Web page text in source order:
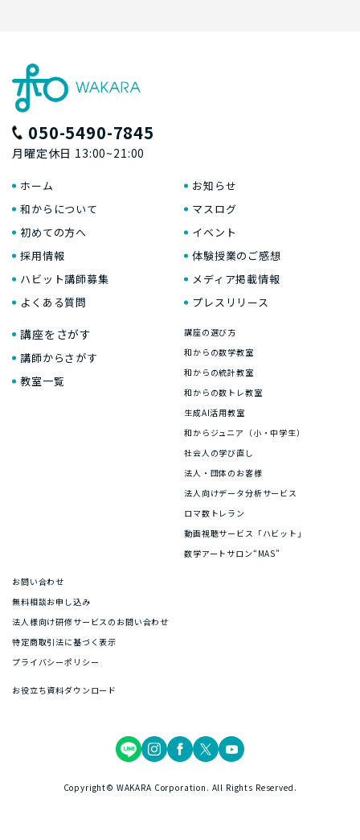
050-5490-7845
月曜定休日 13:00~21:00
ホーム
和からについて
初めての方へ
採用情報
ハビット講師募集
よくある質問
お知らせ
マスログ
イベント
体験授業のご感想
メディア掲載情報
プレスリリース
講座をさがす
講師からさがす
教室一覧
講座の選び方
和からの数学教室
和からの統計教室
和からの数トレ教室
生成AI活用教室
和からジュニア（小・中学生）
社会人の学び直し
法人・団体のお客様
法人向けデータ分析サービス
ロマ数トレラン
動画視聴サービス「ハビット」
数学アートサロン“MAS”
お問い合わせ
無料相談お申し込み
法人様向け研修サービスのお問い合わせ
特定商取引法に基づく表示
プライバシーポリシー
お役立ち資料ダウンロード
Copyright© WAKARA Corporation. All Rights Reserved.